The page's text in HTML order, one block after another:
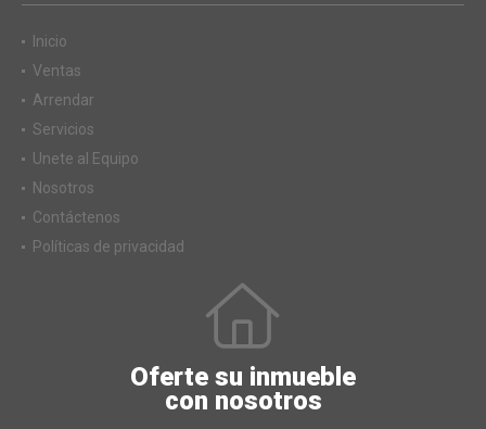
Inicio
Ventas
Arrendar
Servicios
Unete al Equipo
Nosotros
Contáctenos
Políticas de privacidad
Oferte su inmueble
con nosotros